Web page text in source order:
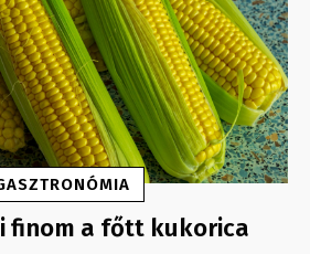
finom a főtt kukorica